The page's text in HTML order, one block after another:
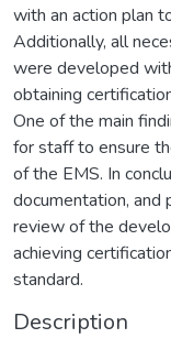
with an action plan
Additionally, all
were developed
obtaining
One of the main
for staff to ensure
of the EMS. In
documentation, and
review of the
achieving
standard.
Description